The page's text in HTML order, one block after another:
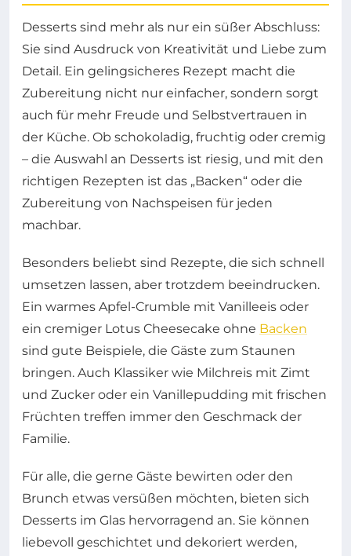
Desserts sind mehr als nur ein süßer Abschluss:
Sie sind Ausdruck von Kreativität und Liebe zum
Detail. Ein gelingsicheres Rezept macht die
Zubereitung nicht nur einfacher, sondern sorgt
auch für mehr Freude und Selbstvertrauen in
der Küche. Ob schokoladig, fruchtig oder cremig
– die Auswahl an Desserts ist riesig, und mit den
richtigen Rezepten ist das „Backen“ oder die
Zubereitung von Nachspeisen für jeden
machbar.
Besonders beliebt sind Rezepte, die sich schnell
umsetzen lassen, aber trotzdem beeindrucken.
Ein warmes Apfel-Crumble mit Vanilleeis oder
ein cremiger Lotus Cheesecake ohne Backen
sind gute Beispiele, die Gäste zum Staunen
bringen. Auch Klassiker wie Milchreis mit Zimt
und Zucker oder ein Vanillepudding mit frischen
Früchten treffen immer den Geschmack der
Familie.
Für alle, die gerne Gäste bewirten oder den
Brunch etwas versüßen möchten, bieten sich
Desserts im Glas hervorragend an. Sie können
liebevoll geschichtet und dekoriert werden,